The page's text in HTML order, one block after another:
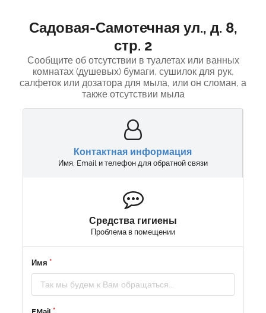
Садовая-Самотечная ул., д. 8,
стр. 2
Сообщите об отсутствии в туалетах или ванных
комнатах (душевых) бумаги, сушилок для рук,
салфеток или дозатора для мыла, или он сломан, а
также отсутствии мыла
Контактная информация
Имя, Email и телефон для обратной связи
Средства гигиены
Проблема в помещении
Имя